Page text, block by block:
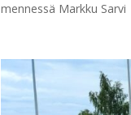
mennessä Markku Sarvi